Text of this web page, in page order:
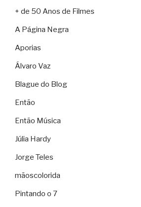
+ de 50 Anos de Filmes
A Página Negra
Aporias
Álvaro Vaz
Blague do Blog
Então
Então Música
Júlia Hardy
Jorge Teles
mãoscolorida
Pintando o 7